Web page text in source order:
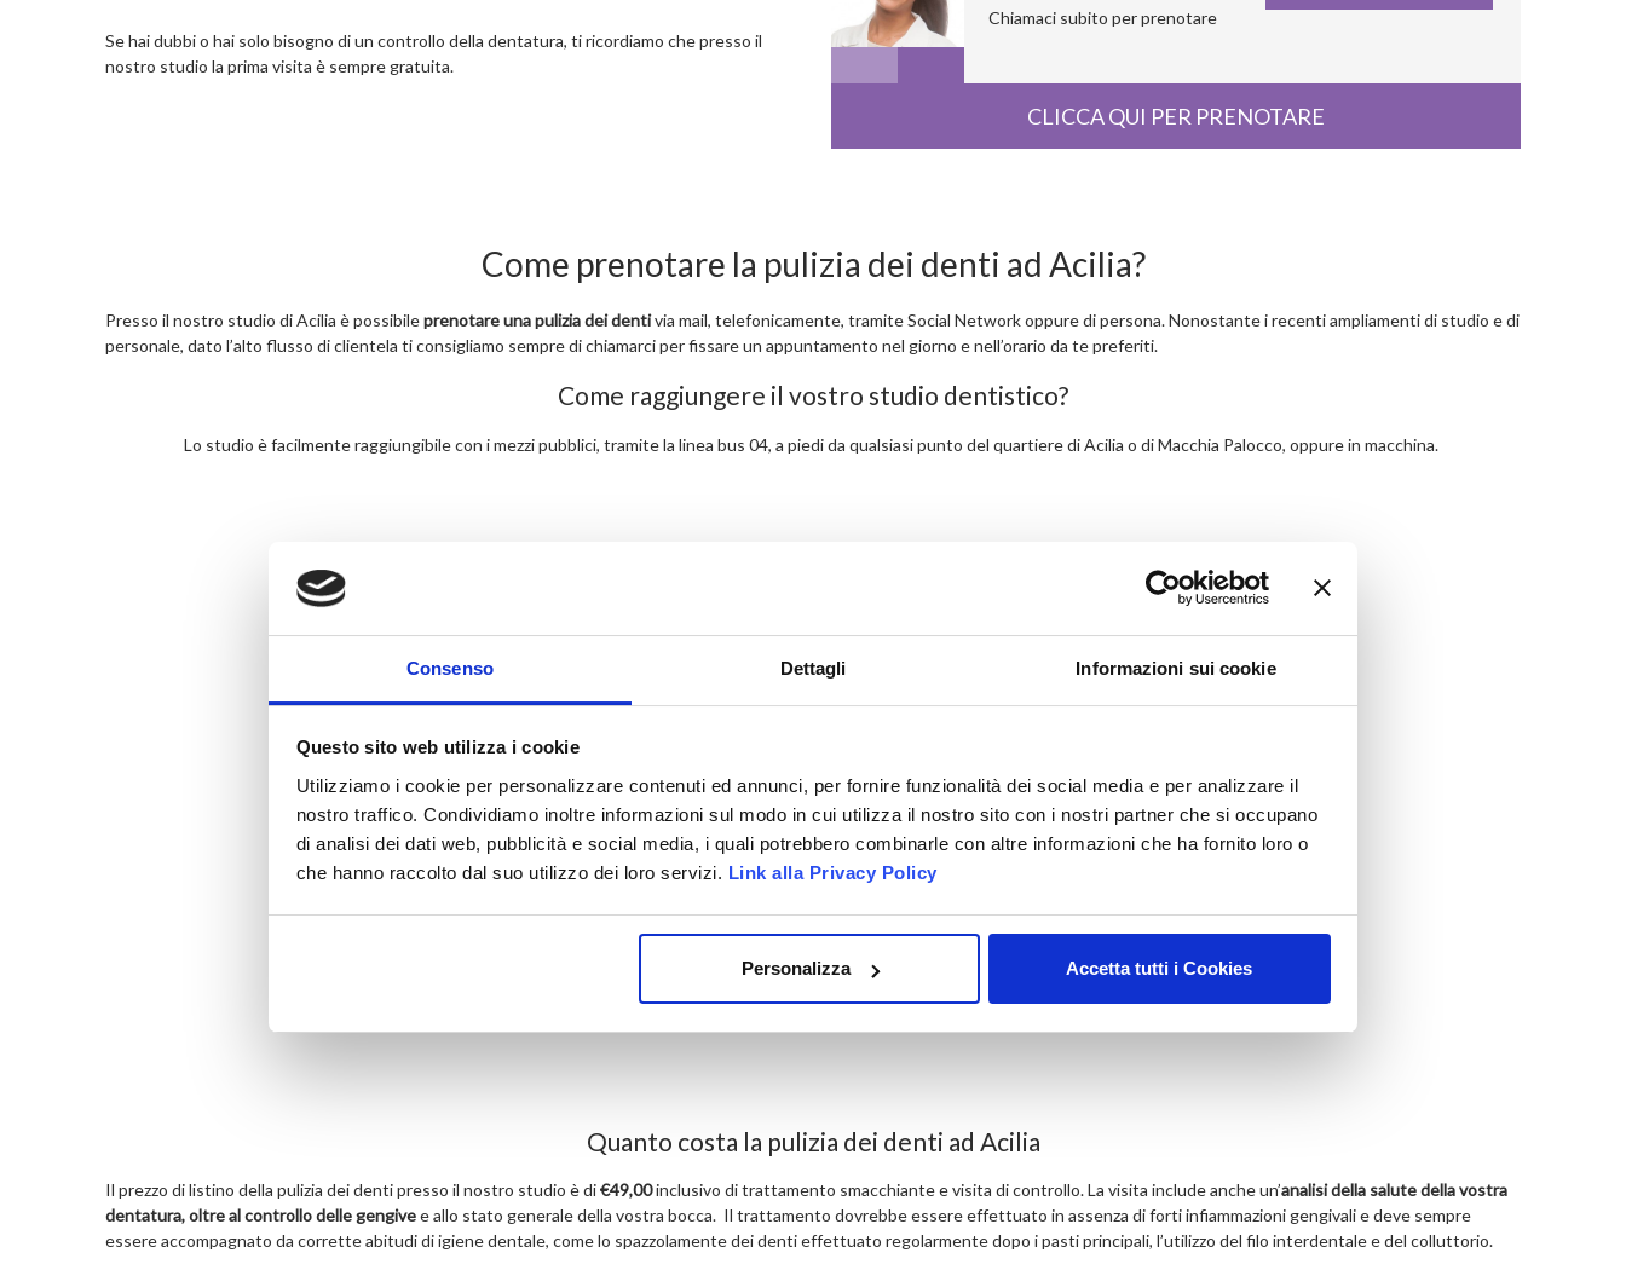
Consenso Dettagli Informazioni sui cookie
Questo sito web utilizza i cookie
Utilizziamo i cookie per personalizzare contenuti ed annunci, per fornire funzionalità dei social media e per analizzare il
nostro traffico. Condividiamo inoltre informazioni sul modo in cui utilizza il nostro sito con i nostri partner che si occupano
di analisi dei dati web, pubblicità e social media, i quali potrebbero combinarle con altre informazioni che ha fornito loro o
che hanno raccolto dal suo utilizzo dei loro servizi. Link alla Privacy Policy
Personalizza Accetta tutti i Cookies
Se hai dubbi o hai solo bisogno di un controllo della dentatura, ti ricordiamo che presso il
nostro studio la prima visita è sempre gratuita.
CLICCA QUI PER PRENOTARE
Chiamaci subito per prenotare
Come prenotare la pulizia dei denti ad Acilia?
Presso il nostro studio di Acilia è possibileprenotare una pulizia dei dentivia mail, telefonicamente, tramite Social Network oppure di persona. Nonostante i recenti ampliamenti di studio e di
personale, dato l’alto flusso di clientela ti consigliamo sempre di chiamarci per fissare un appuntamento nel giorno e nell’orario da te preferiti.
Come raggiungere il vostro studio dentistico?
Lo studio è facilmente raggiungibile con i mezzi pubblici, tramite la linea bus 04, a piedi da qualsiasi punto del quartiere di Acilia o di Macchia Palocco, oppure in macchina.
Quanto costa la pulizia dei denti ad Acilia
Il prezzo di listino della pulizia dei denti presso il nostro studio è di€49,00inclusivo di trattamento smacchiante e visita di controllo. La visita include anche un’analisi della salute della vostra
dentatura, oltre al controllo delle gengivee allo stato generale della vostra bocca. Il trattamento dovrebbe essere effettuato in assenza di forti infiammazioni gengivali e deve sempre
essere accompagnato da corrette abitudi di igiene dentale, come lo spazzolamente dei denti effettuato regolarmente dopo i pasti principali, l’utilizzo del filo interdentale e del colluttorio.